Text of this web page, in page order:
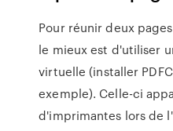
Pour réunir deux
le mieux est d'utiliser
virtuelle (installer
exemple). Celle-ci
d'imprimantes lors de